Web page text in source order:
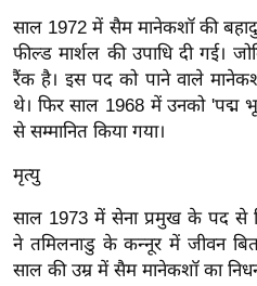
ब्री
फ
म
नो
ज
न
ज
ग
साल 1972 में सैम मानेकशॉ की
फील्ड मार्शल की उपाधि दी गई।
रैंक है। इस पद को पाने वाले
थे। फिर साल 1968 में उनको
से सम्मानित किया गया।
मृत्यु
साल 1973 में सेना प्रमुख के पद से
ने तमिलनाडु के कन्नूर में जीवन
साल की उम्र में सैम मानेकशॉ का